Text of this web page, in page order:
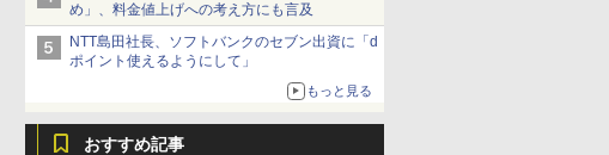
め」、料金値上げへの考え方にも言及
NTT島田社長、ソフトバンクのセブン出資に「d
ポイント使えるようにして」
もっと見る
おすすめ記事